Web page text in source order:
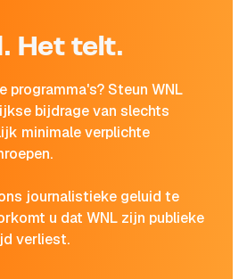
Het telt.
programma's? Steun WNL
bijdrage van slechts
minimale verplichte
journalistieke geluid te
u dat WNL zijn publieke
verliest.